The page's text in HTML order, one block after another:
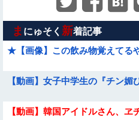
ま にゅそく 新着記事
★【画像】この飲み物覚えてる
【動画】女子中学生の『チン
【動画】韓国アイドルさん、ヱ